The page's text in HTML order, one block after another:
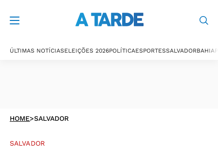
ÚLTIMAS NOTÍCIASELEIÇÕES 2026POLÍTICAESPORTESSALVADORBAHIA
HOME>SALVADOR
SALVADOR